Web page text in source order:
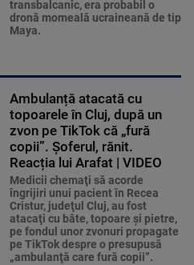
transbalcanic, era probabil o
dronă momeală ucraineană de tip
Maya.
Ambulanță atacată cu
topoarele în Cluj, după un
zvon pe TikTok că „fură
copii”. Șoferul, rănit.
Reacția lui Arafat | VIDEO
Medicii chemaţi să acorde
îngrijiri unui pacient în Recea
Cristur, judeţul Cluj, au fost
atacaţi cu bâte, topoare şi pietre,
pe fondul unor zvonuri propagate
pe TikTok despre o presupusă
„ambulanţă care fură copii”.